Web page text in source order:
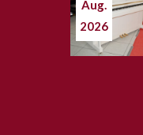
Aug.
2026